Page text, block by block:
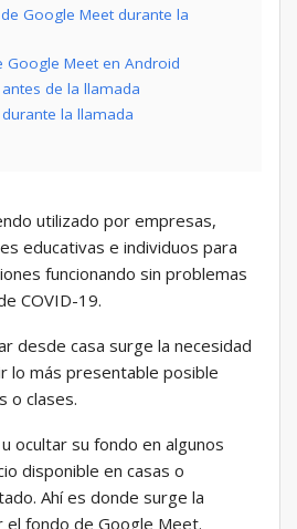
Google Meet durante la
Meet en Android
de la llamada
la llamada
utilizado por empresas,
educativas e individuos para
funcionando sin problemas
COVID-19.
desde casa surge la necesidad
lo más presentable posible
o clases.
ocultar su fondo en algunos
disponible en casas o
Ahí es donde surge la
el fondo de Google Meet.